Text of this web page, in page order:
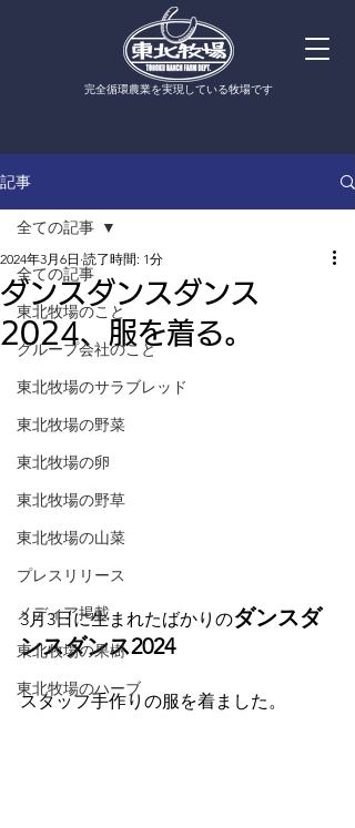
​完全循環農業を実現している牧場です
記事
全ての記事
東北牧場のこと
グループ会社のこと
東北牧場のサラブレッド
東北牧場の野菜
東北牧場の卵
東北牧場の野草
東北牧場の山菜
プレスリリース
メディア掲載
東北牧場の果樹
東北牧場のハーブ
全ての記事
ダンスダンスダンス
2024、服を着る。
2024年3月6日 読了時間: 1分
3月3日に生まれたばかりのダンスダ
ンスダンス2024
スタッフ手作りの服を着ました。